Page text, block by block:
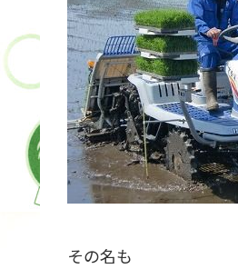
その名も